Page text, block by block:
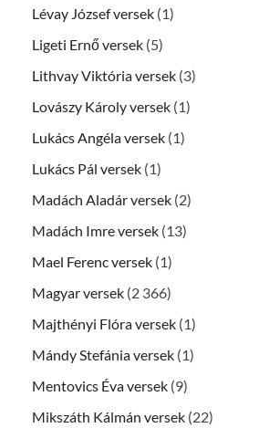
Lévay József versek (1)
Ligeti Ernő versek (5)
Lithvay Viktória versek (3)
Lovászy Károly versek (1)
Lukács Angéla versek (1)
Lukács Pál versek (1)
Madách Aladár versek (2)
Madách Imre versek (13)
Mael Ferenc versek (1)
Magyar versek (2 366)
Majthényi Flóra versek (1)
Mándy Stefánia versek (1)
Mentovics Éva versek (9)
Mikszáth Kálmán versek (22)